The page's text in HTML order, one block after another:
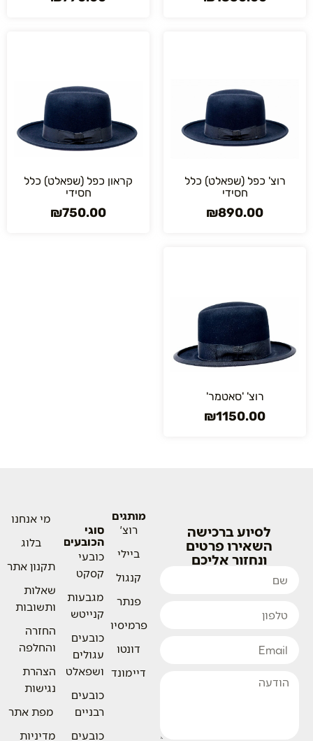
רוצ' כפל (שפאלט) כלל
חסידי
₪890.00
קראון כפל (שפאלט) כלל
חסידי
₪750.00
רוצ' 'סאטמר'
₪1150.00
מותגים
רוצ'
ביילי
קנגול
פנתר
פרמיסיו
דונטו
דיימונד
סוגי
הכובעים
כובעי
קסקט
מגבעות
קנייטש
כובעים
עגולים
ושפאלט
כובעים
רבניים
כובעים
מי אנחנו
בלוג
תקנון אתר
שאלות
ותשובות
החזרה
והחלפה
הצהרת
נגישות
מפת אתר
מדיניות
לסיוע ברכישה
השאירו פרטים
ונחזור אליכם